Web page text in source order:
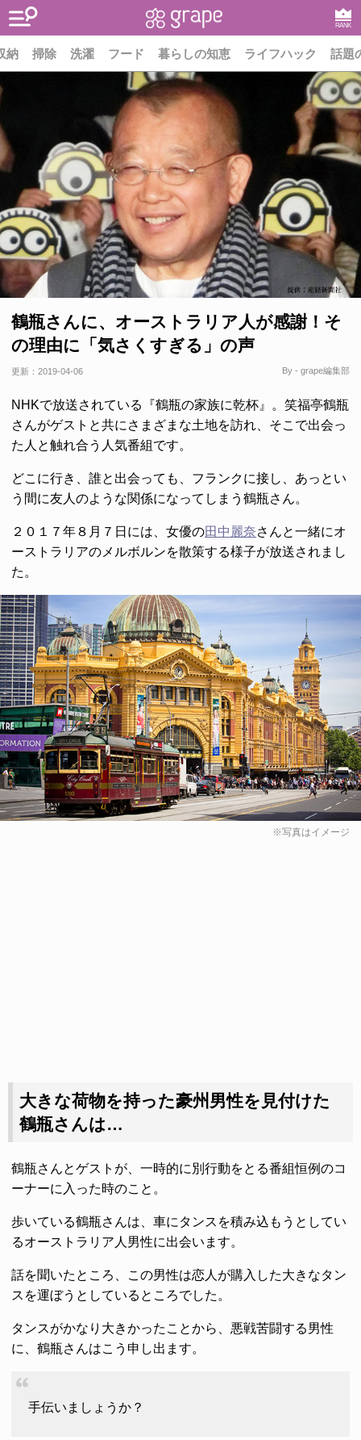
RANK
納 掃除 洗濯 フード 暮らしの知恵 ライフハック 話題
鶴瓶さんに、オーストラリア人が感謝！そ
の理由に「気さくすぎる」の声
更新： 2019-04-06 By - grape編集部
NHKで放送されている『鶴瓶の家族に乾杯』。笑福亭鶴瓶
さんがゲストと共にさまざまな土地を訪れ、そこで出会っ
た人と触れ合う人気番組です。
どこに行き、誰と出会っても、フランクに接し、あっとい
う間に友人のような関係になってしまう鶴瓶さん。
２０１７年８月７日には、女優の田中麗奈さんと一緒にオ
ーストラリアのメルボルンを散策する様子が放送されまし
た。
※写真はイメージ
大きな荷物を持った豪州男性を見付けた
鶴瓶さんは…
鶴瓶さんとゲストが、一時的に別行動をとる番組恒例のコ
ーナーに入った時のこと。
歩いている鶴瓶さんは、車にタンスを積み込もうとしてい
るオーストラリア人男性に出会います。
話を聞いたところ、この男性は恋人が購入した大きなタン
スを運ぼうとしているところでした。
タンスがかなり大きかったことから、悪戦苦闘する男性
に、鶴瓶さんはこう申し出ます。
手伝いましょうか？